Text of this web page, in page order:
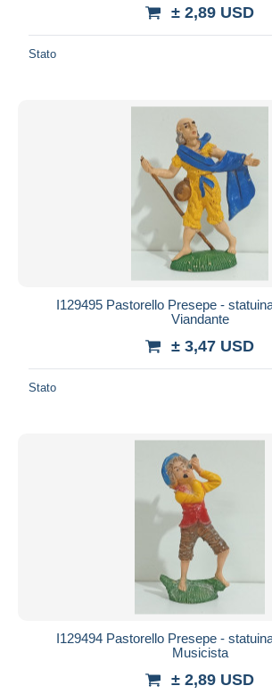
± 2,89 USD
Stato
I129495 Pastorello Presepe -
Viandante
± 3,47 USD
Stato
I129494 Pastorello Presepe -
Musicista
± 2,89 USD